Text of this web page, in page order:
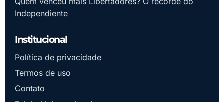
Independiente
Institucional
Política de privacidade
Termos de uso
Contato